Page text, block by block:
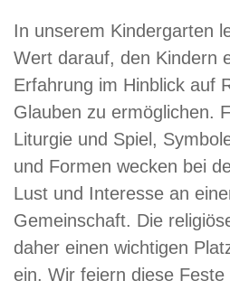
In unserem Kindergarten
Wert darauf, den Kindern
Erfahrung im Hinblick auf
Glauben zu ermöglichen.
Liturgie und Spiel,
und Formen wecken bei
Lust und Interesse an
Gemeinschaft. Die
daher einen wichtigen
ein. Wir feiern diese